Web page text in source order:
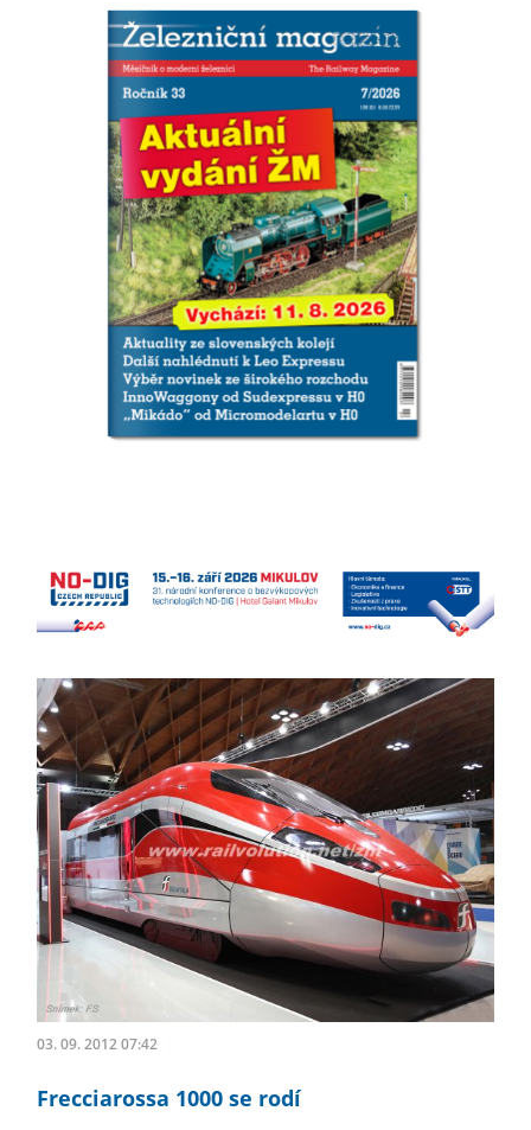
03. 09. 2012 07:42
Frecciarossa 1000 se rodí